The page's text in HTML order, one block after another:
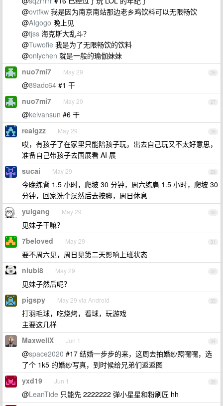
@ovtfkw 我是因为南京南站那边老乡鸡饮料可以无限畅饮
@AIgogo 晚上见
@tjss 海克斯大乱斗？
@Tuwofie 我是为了无限畅饮的饮料
@onlychen 就是一般的瑜伽妹妹
26
nuo7mi7 May 29
@89adc64 #1 干
27
nuo7mi7 May 29
@kelvansun #6 干
28
realgzz May 29
哎，有孩子了在家里只能陪孩子玩，出去自己玩又不太好意思，
准备自己带孩子去国展看 AI 展
29
sucai May 29
今晚练背 1.5 小时，爬坡 30 分钟，周六练肩 1.5 小时，爬坡 30
分钟，回家洗个澡然后去按脚，周日休息
30
yulgang May 29
见妹子干嘛？
31
7beloved May 29
要不周六见，周日见第二天影响上班状态
32
niubi8 May 29
见妹子然后呢？
33
pigspy May 29 via Android
打羽毛球，吃烧烤，看球，玩游戏
主要这几样
34
MaxwellX Jun 1
@space2020 #17 结婚一步步的来，这周去拍婚纱照嘿嘿，选
了个 1k5 的婚纱写真，到时候给兄弟们返返图
35
yxd19 Jun 1
@LeanTide 只能先 2222222 弹小星星和粉刷匠 hh